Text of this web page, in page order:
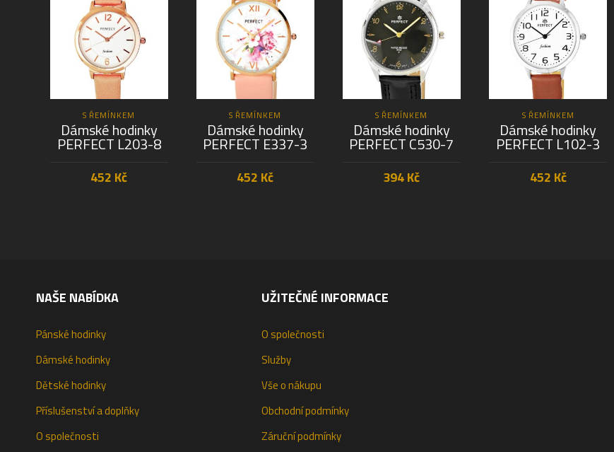
S ŘEMÍNKEM
Dámské hodinky
PERFECT L203-8
452 Kč
S ŘEMÍNKEM
Dámské hodinky
PERFECT E337-3
452 Kč
S ŘEMÍNKEM
Dámské hodinky
PERFECT C530-7
394Kč
S ŘEMÍNKEM
Dámské hodinky
PERFECT L102-3
452 Kč
NAŠE NABÍDKA
Pánské hodinky
Dámské hodinky
Dětské hodinky
Příslušenství a doplňky
O společnosti
UŽITEČNÉ INFORMACE
O společnosti
Služby
Vše o nákupu
Obchodní podmínky
Záruční podmínky